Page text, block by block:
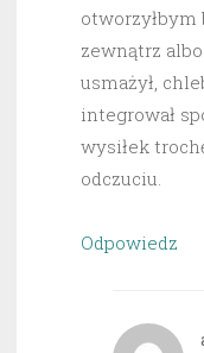
otworzyłbym
zewnątrz
usmażył,
integrował
wysiłek
odczuciu.
Odpowiedz